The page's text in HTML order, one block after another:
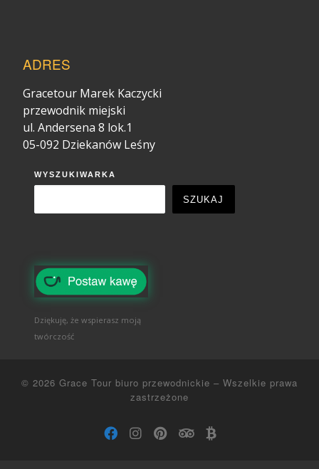
ADRES
Gracetour Marek Kaczycki
przewodnik miejski
ul. Andersena 8 lok.1
05-092 Dziekanów Leśny
WYSZUKIWARKA
SZUKAJ
Dziękuję, że wspierasz moją
twórczość
© 2026 Grace Tour biuro przewodnickie – Wszelkie prawa
zastrzeżone